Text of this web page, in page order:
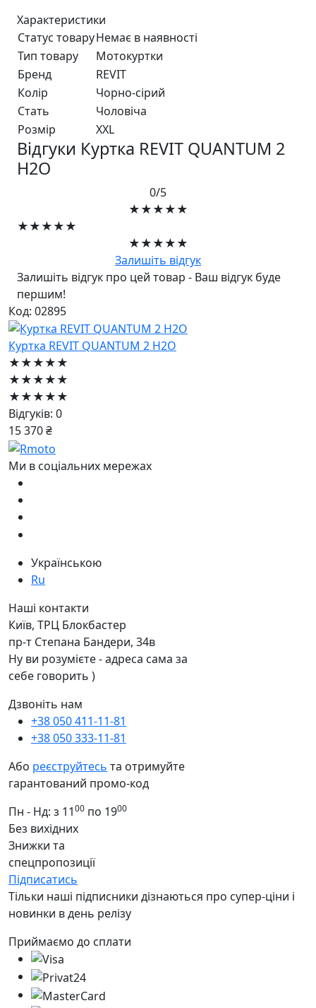
Характеристики
Статус товаруНемає в наявності
Тип товару
Мотокуртки
Бренд
REVIT
Колір
Чорно-сiрий
Стать
Чоловіча
Розмір
XXL
Відгуки Куртка REVIT QUANTUM 2
H2O
0/5
★★★★★
★★★★★
★★★★★
Залишіть відгук
Залишіть відгук про цей товар - Ваш відгук буде
першим!
Код: 02895
Куртка REVIT QUANTUM 2 H2O
★★★★★
★★★★★
★★★★★
Відгуків: 0
15 370 ₴
Ми в соціальних мережах
Українською
Ru
Наші контакти
Київ, ТРЦ Блокбастер
пр-т Степана Бандери, 34в
Ну ви розумієте - адреса сама за
себе говорить )
Дзвоніть нам
+38 050 411-11-81
+38 050 333-11-81
Або реєструйтесь та отримуйте
гарантований промо-код
Пн - Нд: з 1100 по 1900
Без вихідних
Знижки та
спецпропозиції
Підписатись
Тільки наші підписники дізнаються про супер-ціни і
новинки в день релізу
Приймаємо до сплати